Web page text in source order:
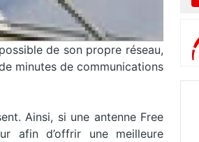
de son propre réseau,
minutes de communications
Ainsi, si une antenne Free
afin d’offrir une meilleure